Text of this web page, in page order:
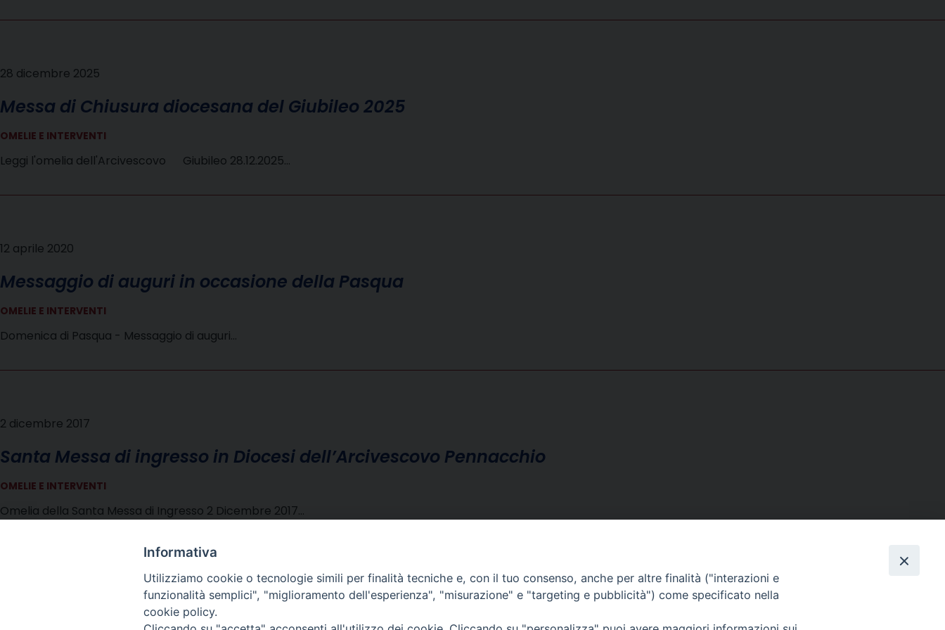
28 dicembre 2025
Messa di Chiusura diocesana del Giubileo 2025
OMELIE E INTERVENTI
Leggi l'omelia dell'Arcivescovo Giubileo 28.12.2025…
12 aprile 2020
Messaggio di auguri in occasione della Pasqua
OMELIE E INTERVENTI
Domenica di Pasqua - Messaggio di auguri…
2 dicembre 2017
Santa Messa di ingresso in Diocesi dell’Arcivescovo Pennacchio
OMELIE E INTERVENTI
Omelia della Santa Messa di Ingresso 2 Dicembre 2017…
Informativa
Utilizziamo cookie o tecnologie simili per finalità tecniche e, con il tuo consenso, anche per altre finalità ("interazioni e
funzionalità semplici", "miglioramento dell'esperienza", "misurazione" e "targeting e pubblicità") come specificato nella
cookie policy.